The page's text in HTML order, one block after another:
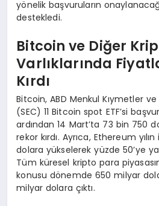
yönelik başvuruların
destekledi.
Bitcoin ve Diğer
Varlıklarında
Kırdı
Bitcoin, ABD Menkul Kıymetler
(SEC) 11 Bitcoin spot ETF’si
ardından 14 Mart’ta 73 bin 750
rekor kırdı. Ayrıca, Ethereum
dolara yükselerek yüzde 50’ye
Tüm küresel kripto para
konusu dönemde 650 milyar
milyar dolara çıktı.